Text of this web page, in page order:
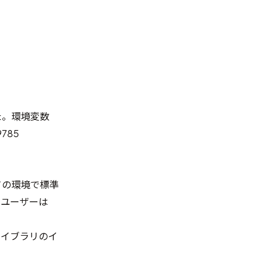
環境変数
環境で標準
ーザーは
ブラリのイ